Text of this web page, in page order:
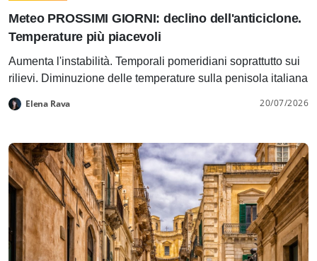
Meteo PROSSIMI GIORNI: declino dell'anticiclone.
Temperature più piacevoli
Aumenta l'instabilità. Temporali pomeridiani soprattutto sui
rilievi. Diminuzione delle temperature sulla penisola italiana
Elena Rava 20/07/2026